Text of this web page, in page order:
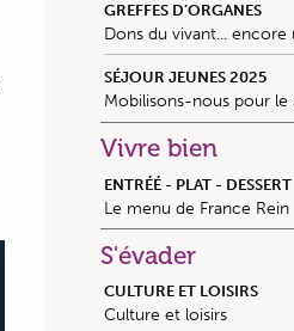
GREFFES D’ORGANES
Dons du vivant...
SÉJOUR JEUNES 2025
Mobilisons-nous pour le
Vivre bien
ENTRÉÉ - PLAT - DESSERT
Le menu de France Rein
S'évader
CULTURE ET LOISIRS
Culture et loisirs